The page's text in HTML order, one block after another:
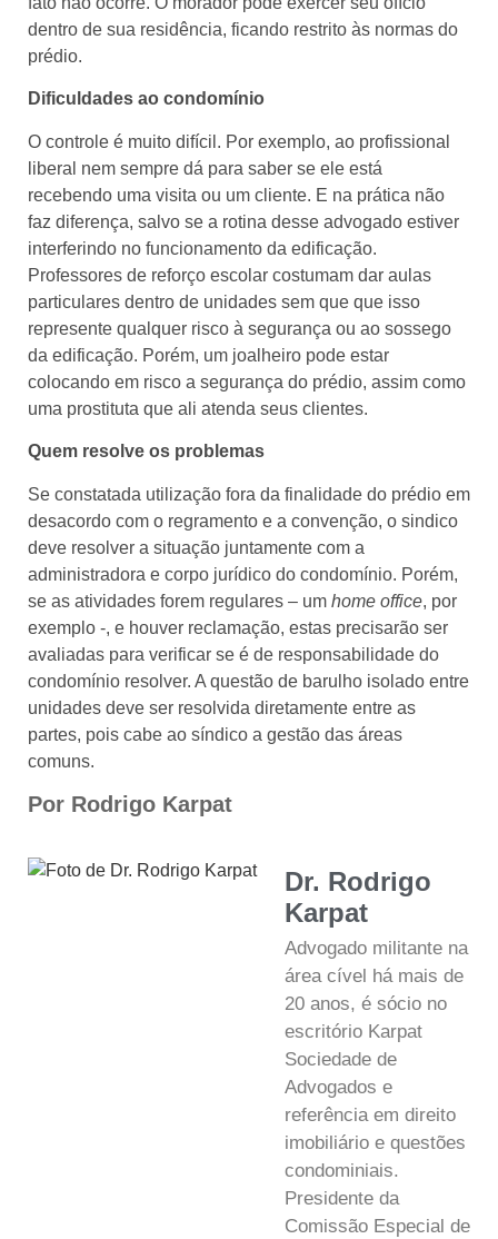
dentro de sua residência, ficando restrito às normas do
prédio.
Dificuldades ao condomínio
O controle é muito difícil. Por exemplo, ao profissional
liberal nem sempre dá para saber se ele está
recebendo uma visita ou um cliente. E na prática não
faz diferença, salvo se a rotina desse advogado estiver
interferindo no funcionamento da edificação.
Professores de reforço escolar costumam dar aulas
particulares dentro de unidades sem que que isso
represente qualquer risco à segurança ou ao sossego
da edificação. Porém, um joalheiro pode estar
colocando em risco a segurança do prédio, assim como
uma prostituta que ali atenda seus clientes.
Quem resolve os problemas
Se constatada utilização fora da finalidade do prédio em
desacordo com o regramento e a convenção, o sindico
deve resolver a situação juntamente com a
administradora e corpo jurídico do condomínio. Porém,
se as atividades forem regulares – um home office, por
exemplo -, e houver reclamação, estas precisarão ser
avaliadas para verificar se é de responsabilidade do
condomínio resolver. A questão de barulho isolado entre
unidades deve ser resolvida diretamente entre as
partes, pois cabe ao síndico a gestão das áreas
comuns.
Por Rodrigo Karpat
Dr. Rodrigo
Karpat
Advogado militante na
área cível há mais de
20 anos, é sócio no
escritório Karpat
Sociedade de
Advogados e
referência em direito
imobiliário e questões
condominiais.
Presidente da
Comissão Especial de